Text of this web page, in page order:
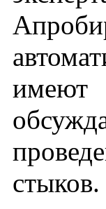
имеют
стыков.